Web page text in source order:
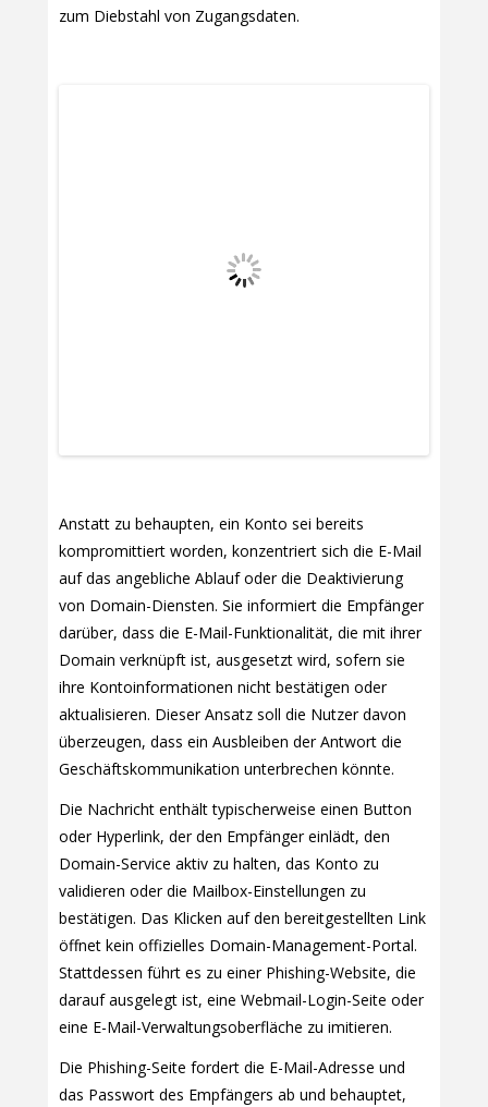
zum Diebstahl von Zugangsdaten.
Anstatt zu behaupten, ein Konto sei bereits
kompromittiert worden, konzentriert sich die E-Mail
auf das angebliche Ablauf oder die Deaktivierung
von Domain-Diensten. Sie informiert die Empfänger
darüber, dass die E-Mail-Funktionalität, die mit ihrer
Domain verknüpft ist, ausgesetzt wird, sofern sie
ihre Kontoinformationen nicht bestätigen oder
aktualisieren. Dieser Ansatz soll die Nutzer davon
überzeugen, dass ein Ausbleiben der Antwort die
Geschäftskommunikation unterbrechen könnte.
Die Nachricht enthält typischerweise einen Button
oder Hyperlink, der den Empfänger einlädt, den
Domain-Service aktiv zu halten, das Konto zu
validieren oder die Mailbox-Einstellungen zu
bestätigen. Das Klicken auf den bereitgestellten Link
öffnet kein offizielles Domain-Management-Portal.
Stattdessen führt es zu einer Phishing-Website, die
darauf ausgelegt ist, eine Webmail-Login-Seite oder
eine E-Mail-Verwaltungsoberfläche zu imitieren.
Die Phishing-Seite fordert die E-Mail-Adresse und
das Passwort des Empfängers ab und behauptet,